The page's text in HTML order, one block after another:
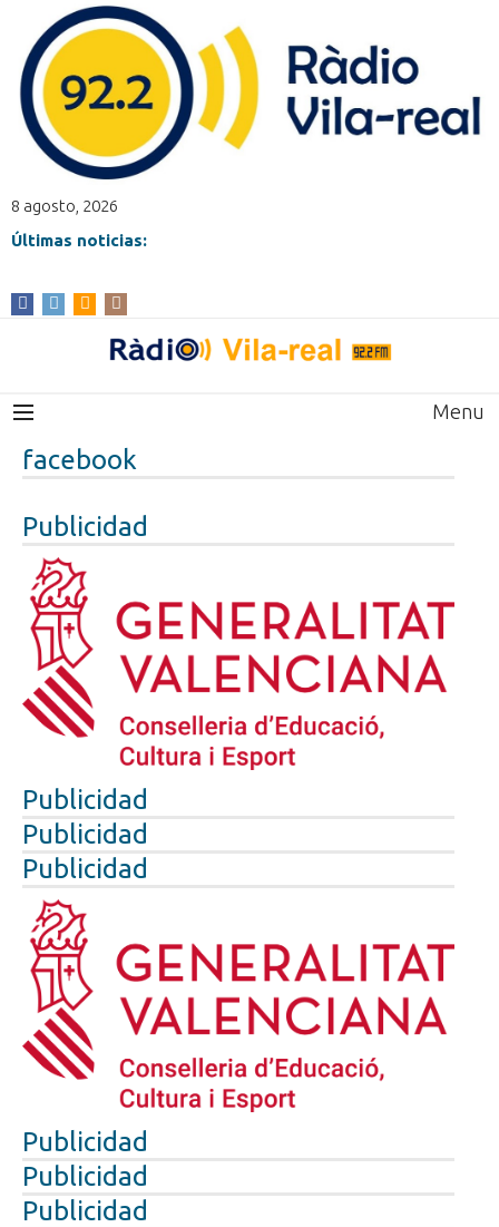
8 agosto, 2026
Últimas noticias:
Menu
facebook
Publicidad
Publicidad
Publicidad
Publicidad
Publicidad
Publicidad
Publicidad